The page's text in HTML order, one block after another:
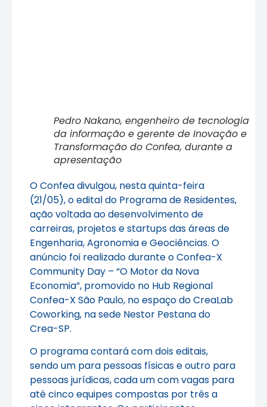
Pedro Nakano, engenheiro de tecnologia
da informação e gerente de Inovação e
Transformação do Confea, durante a
apresentação
O Confea divulgou, nesta quinta-feira
(21/05), o edital do Programa de Residentes,
ação voltada ao desenvolvimento de
carreiras, projetos e startups das áreas de
Engenharia, Agronomia e Geociências. O
anúncio foi realizado durante o Confea-X
Community Day – “O Motor da Nova
Economia”, promovido no Hub Regional
Confea-X São Paulo, no espaço do CreaLab
Coworking, na sede Nestor Pestana do
Crea-SP.
O programa contará com dois editais,
sendo um para pessoas físicas e outro para
pessoas jurídicas, cada um com vagas para
até cinco equipes compostas por três a